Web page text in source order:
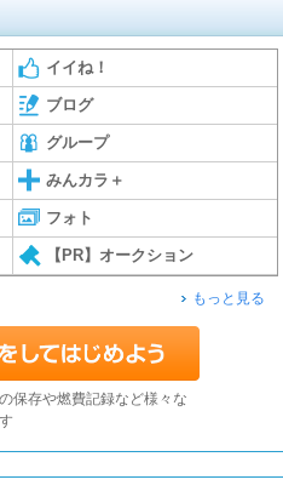
イイね！
ブログ
グループ
みんカラ＋
フォト
【PR】オークション
もっと見る
保存や燃費記録など様々な